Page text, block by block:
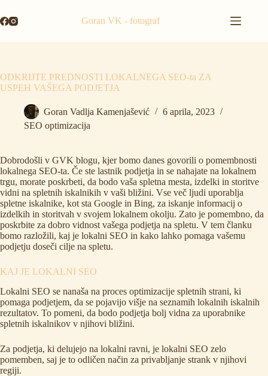
to
content
Goran VK - fotograf
ODKRIJTE PREDNOSTI LOKALNEGA SEO-ta ZA
USPEH VAŠEGA PODJETJA
Goran Vadlja Kamenjašević
6 aprila, 2023
SEO optimizacija
Dobrodošli v GVK blogu, kjer bomo danes govorili o pomembnosti
lokalnega SEO-ta. Če ste lastnik podjetja in se nahajate na lokalnem
trgu, morate poskrbeti, da bodo vaša spletna mesta, izdelki in storitve
vidni na spletnih iskalnikih v vaši bližini. Vse več ljudi uporablja
spletne iskalnike, kot sta Google in Bing, za iskanje informacij o
izdelkih in storitvah v svojem lokalnem okolju. Zato je pomembno, da
poskrbite za dobro vidnost vašega podjetja na spletu. V tem članku
bomo razložili, kaj je lokalni SEO in kako lahko pomaga vašemu
podjetju doseči cilje na spletu.
KAJ JE LOKALNI SEO
Lokalni SEO se nanaša na proces optimizacije spletnih strani, ki
pomaga podjetjem, da se pojavijo višje na seznamih lokalnih iskalnih
rezultatov. To pomeni, da bodo podjetja bolj vidna za uporabnike
spletnih iskalnikov v njihovi bližini.
Za podjetja, ki delujejo na lokalni ravni, je lokalni SEO zelo
pomemben, saj je to odličen način za privabljanje strank v njihovi
regiji.